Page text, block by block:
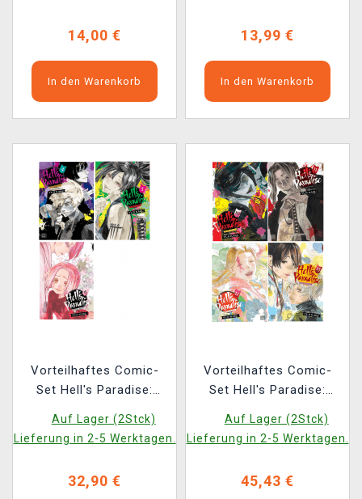
14,00 €
In den Warenkorb
13,99 €
In den Warenkorb
Vorteilhaftes Comic-
Set Hell's Paradise:
Auf Lager (2Stck)
Lieferung in 2-5 Werktagen.
32,90 €
Vorteilhaftes Comic-
Set Hell's Paradise:
Auf Lager (2Stck)
Lieferung in 2-5 Werktagen.
45,43 €